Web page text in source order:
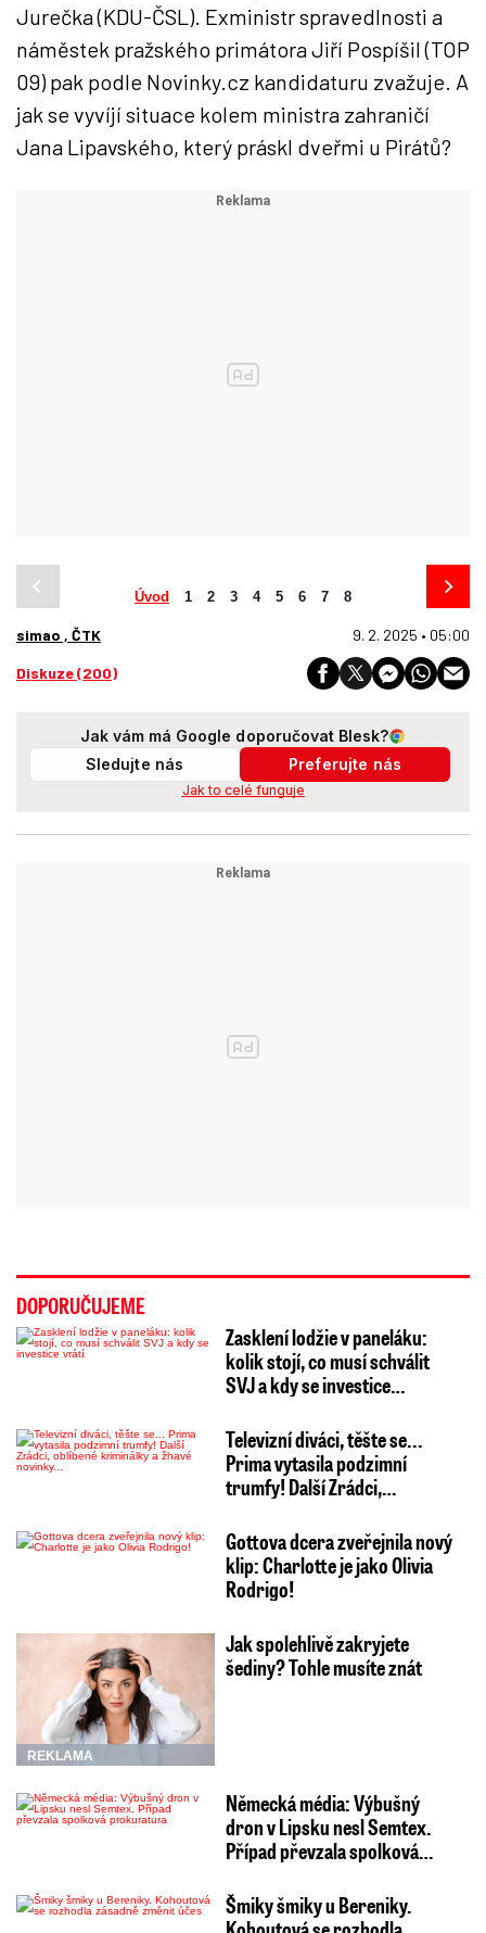
Jurečka (KDU-ČSL). Exministr spravedlnosti a
náměstek pražského primátora Jiří Pospíšil (TOP
09) pak podle Novinky.cz kandidaturu zvažuje. A
jak se vyvíjí situace kolem ministra zahraničí
Jana Lipavského, který práskl dveřmi u Pirátů?
Úvod 1 2 3 4 5 6 7 8
simao , ČTK 9. 2. 2025 • 05:00
Diskuze (200)
Jak vám má Google doporučovat Blesk?
Sledujte nás
Preferujte nás
Jak to celé funguje
DOPORUČUJEME
Zasklení lodžie v paneláku:
kolik stojí, co musí schválit
SVJ a kdy se investice…
Televizní diváci, těšte se...
Prima vytasila podzimní
trumfy! Další Zrádci,…
Gottova dcera zveřejnila nový
klip: Charlotte je jako Olivia
Rodrigo!
REKLAMA
Jak spolehlivě zakryjete
šediny? Tohle musíte znát
Německá média: Výbušný
dron v Lipsku nesl Semtex.
Případ převzala spolková…
Šmiky šmiky u Bereniky.